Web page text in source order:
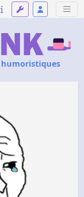
humoristiques